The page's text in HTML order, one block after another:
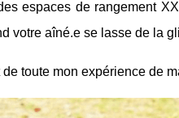
espaces de rangement
votre aîné.e se lasse de la
toute mon expérience de